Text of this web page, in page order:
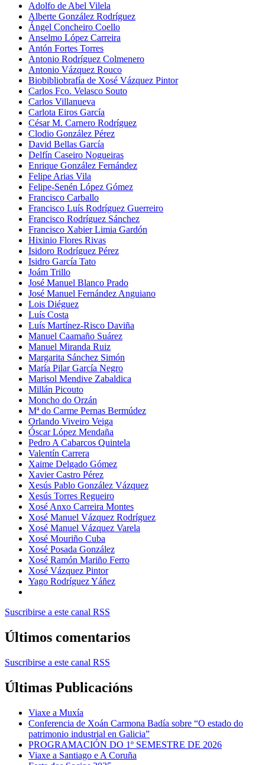
Adolfo de Abel Vilela
Alberte González Rodríguez
Ángel Concheiro Coello
Anselmo López Carreira
Antón Fortes Torres
Antonio Rodríguez Colmenero
Antonio Vázquez Rouco
Biobibliobrafía de Xosé Vázquez Pintor
Carlos Fco. Velasco Souto
Carlos Villanueva
Carlota Eiros García
César M. Carnero Rodríguez
Clodio González Pérez
David Bellas García
Delfín Caseiro Nogueiras
Enrique González Fernández
Felipe Arias Vila
Felipe-Senén López Gómez
Francisco Carballo
Francisco Luís Rodríguez Guerreiro
Francisco Rodríguez Sánchez
Francisco Xabier Limia Gardón
Hixinio Flores Rivas
Isidoro Rodríguez Pérez
Isidro García Tato
Joám Trillo
José Manuel Blanco Prado
José Manuel Fernández Anguiano
Lois Diéguez
Luís Costa
Luís Martínez-Risco Daviña
Manuel Caamaño Suárez
Manuel Miranda Ruiz
Margarita Sánchez Simón
María Pilar García Negro
Marisol Mendive Zabaldica
Millán Picouto
Moncho do Orzán
Mª do Carme Pernas Bermúdez
Orlando Viveiro Veiga
Óscar López Mendaña
Pedro A Cabarcos Quintela
Valentín Carrera
Xaime Delgado Gómez
Xavier Castro Pérez
Xesús Pablo González Vázquez
Xesús Torres Regueiro
Xosé Anxo Carreira Montes
Xosé Manuel Vázquez Rodríguez
Xosé Manuel Vázquez Varela
Xosé Mouriño Cuba
Xosé Posada González
Xosé Ramón Mariño Ferro
Xosé Vázquez Pintor
Yago Rodríguez Yáñez
Suscribirse a este canal RSS
Últimos comentarios
Suscribirse a este canal RSS
Últimas Publicacións
Viaxe a Muxía
Conferencia de Xoán Carmona Badía sobre “O estado do
patrimonio industrial en Galicia”
PROGRAMACIÓN DO 1º SEMESTRE DE 2026
Viaxe a Santiago e A Coruña